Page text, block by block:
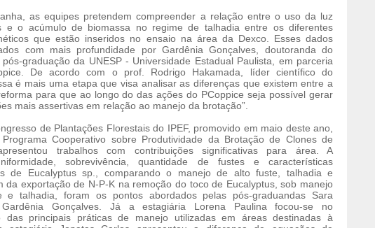
as equipes pretendem compreender a relação entre o uso da luz
e o acúmulo de biomassa no regime de talhadia entre os diferentes
que estão inseridos no ensaio na área da Dexco. Esses dados
com mais profundidade por Gardênia Gonçalves, doutoranda do
graduação da UNESP - Universidade Estadual Paulista, em parceria
De acordo com o prof. Rodrigo Hakamada, líder científico do
é mais uma etapa que visa analisar as diferenças que existem entre a
para que ao longo do das ações do PCoppice seja possível gerar
mais assertivas em relação ao manejo da brotação”.
de Plantações Florestais do IPEF, promovido em maio deste ano,
Cooperativo sobre Produtividade da Brotação de Clones de
trabalhos com contribuições significativas para área. A
sobrevivência, quantidade de fustes e características
de Eucalyptus sp., comparando o manejo de alto fuste, talhadia e
da exportação de N-P-K na remoção do toco de Eucalyptus, sob manejo
e talhadia, foram os pontos abordados pelas pós-graduandas Sara
Gonçalves. Já a estagiária Lorena Paulina focou-se no
das principais práticas de manejo utilizadas em áreas destinadas à